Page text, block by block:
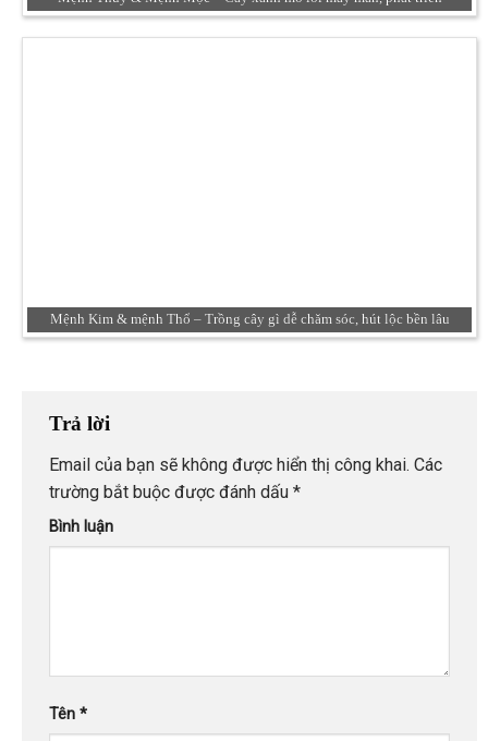
Mệnh Kim & mệnh Thổ – Trồng cây gì dễ chăm sóc, hút lộc bền lâu
Trả lời
Email của bạn sẽ không được hiển thị công khai. Các
trường bắt buộc được đánh dấu *
Bình luận
Tên *